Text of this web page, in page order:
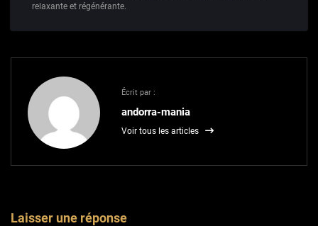
relaxante et régénérante.
Écrit par :
andorra-mania
Voir tous les articles
Laisser une réponse